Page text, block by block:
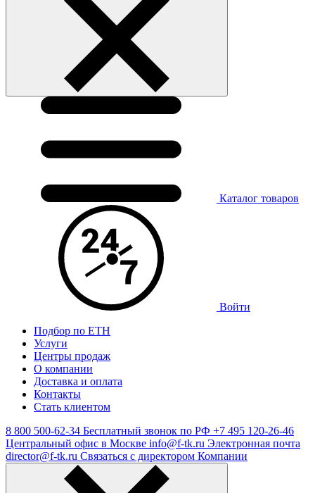
Каталог товаров
Войти
Подбор по ЕТН
Услуги
Центры продаж
О компании
Доставка и оплата
Контакты
Стать клиентом
8 800 500-62-34 Бесплатный звонок по РФ +7 495 120-26-46
Центральный офис в Москве info@f-tk.ru Электронная почта
director@f-tk.ru Связаться с директором Компании